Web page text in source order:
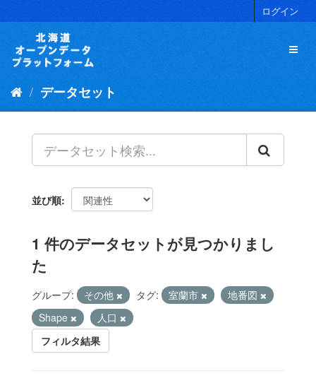
キ
ログイン
データセット
並び順
1 件のデータセットが見つかりまし
た
グループ: その他 タグ: 室蘭市
地番図
Shape
人口
フィルタ結果